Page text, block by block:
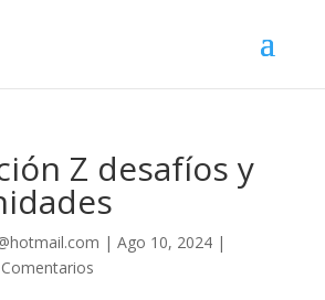
Z desafíos y
| Ago 10, 2024|